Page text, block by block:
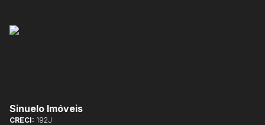
Sinuelo Imóveis
CRECI: 192J